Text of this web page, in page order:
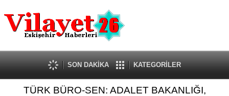
Güncel
Ekonomi
Politika
Eğitim
Spor
Kültür-Sanat
SON DAKİKA KATEGORİLER
TÜRK BÜRO-SEN: ADALET BAKANLIĞI,